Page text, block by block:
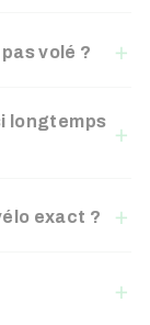
volé ?
longtemps
exact ?